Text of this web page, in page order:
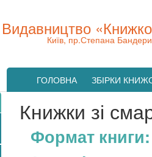
Видавництво
Київ, пр.Степана
ГОЛОВНА ЗБІРКИ
Книжки зі
Формат